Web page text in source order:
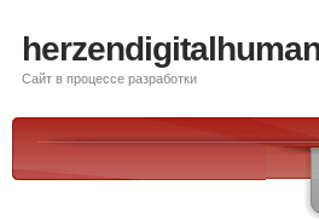
Сайт в процессе разработки